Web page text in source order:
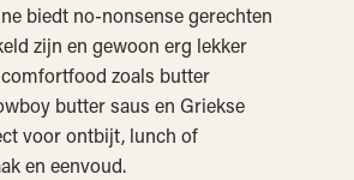
biedt no-nonsense gerechten
zijn en gewoon erg lekker
zoals butter
butter saus en Griekse
voor ontbijt, lunch of
en eenvoud.